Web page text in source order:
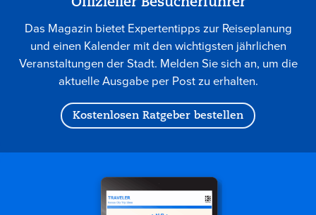
Offizieller Besucherführer
Das Magazin bietet Expertentipps zur Reiseplanung
und einen Kalender mit den wichtigsten jährlichen
Veranstaltungen der Stadt. Melden Sie sich an, um die
aktuelle Ausgabe per Post zu erhalten.
Kostenlosen Ratgeber bestellen